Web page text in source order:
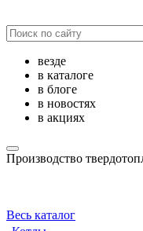
везде
в каталоге
в блоге
в новостях
в акциях
Производство
Весь каталог